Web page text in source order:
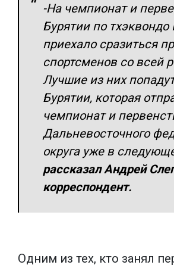
-На чемпионат и
Бурятии по
приехало сразиться
спортсменов со всей
Лучшие из них
Бурятии, которая
чемпионат и
Дальневосточного
округа уже в
рассказал Андрей
корреспондент.
Одним из тех, кто занял